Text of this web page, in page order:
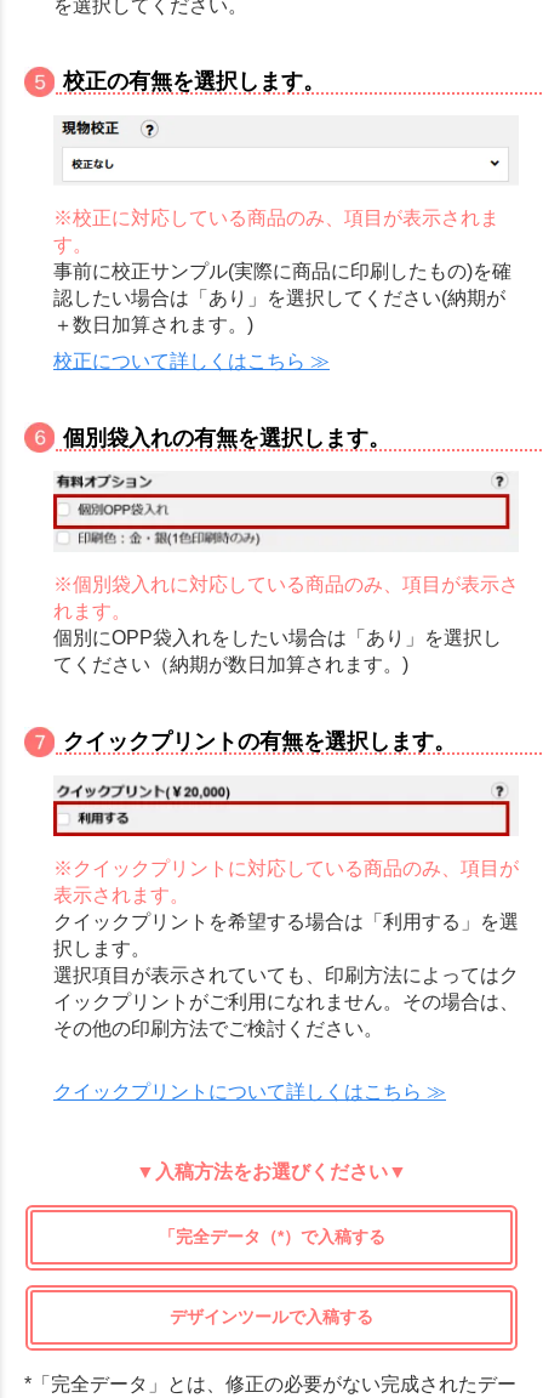
を選択してください。
校正の有無を選択します。
※校正に対応している商品のみ、項目が表示されま
す。
事前に校正サンプル(実際に商品に印刷したもの)を確
認したい場合は「あり」を選択してください(納期が
＋数日加算されます。)
校正について詳しくはこちら ≫
個別袋入れの有無を選択します。
※個別袋入れに対応している商品のみ、項目が表示さ
れます。
個別にOPP袋入れをしたい場合は「あり」を選択し
てください（納期が数日加算されます。)
クイックプリントの有無を選択します。
※クイックプリントに対応している商品のみ、項目が
表示されます。
クイックプリントを希望する場合は「利用する」を選
択します。
選択項目が表示されていても、印刷方法によってはク
イックプリントがご利用になれません。その場合は、
その他の印刷方法でご検討ください。
クイックプリントについて詳しくはこちら ≫
▼入稿方法をお選びください▼
「完全データ（*）で入稿する
デザインツールで入稿する
*「完全データ」とは、修正の必要がない完成されたデー